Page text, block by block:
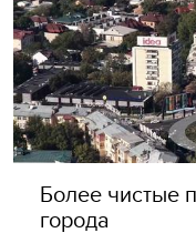
Более чистые
города